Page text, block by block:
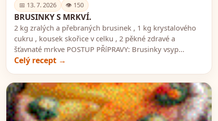
📅 13. 7. 2026 👁 150
BRUSINKY S MRKVÍ.
2 kg zralých a přebraných brusinek , 1 kg krystalového
cukru , kousek skořice v celku , 2 pěkné zdravé a
šťavnaté mrkve POSTUP PŘíPRAVY: Brusinky vsyp...
Celý recept →